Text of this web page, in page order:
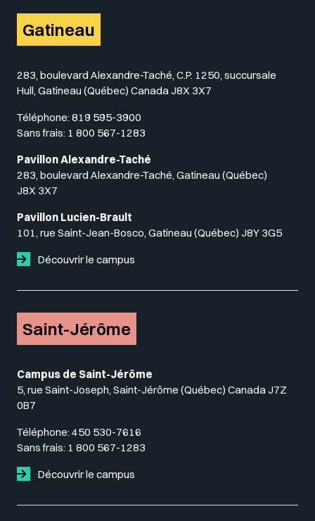
Gatineau
283, boulevard Alexandre-Taché, C.P. 1250, succursale
Hull, Gatineau (Québec) Canada J8X 3X7
Téléphone: 819 595-3900
Sans frais: 1 800 567-1283
Pavillon Alexandre-Taché
283, boulevard Alexandre-Taché, Gatineau (Québec)
J8X 3X7
Pavillon Lucien-Brault
101, rue Saint-Jean-Bosco, Gatineau (Québec) J8Y 3G5
Découvrir le campus
Saint-Jérôme
Campus de Saint-Jérôme
5, rue Saint-Joseph, Saint-Jérôme (Québec) Canada J7Z
0B7
Téléphone: 450 530-7616
Sans frais: 1 800 567-1283
Découvrir le campus